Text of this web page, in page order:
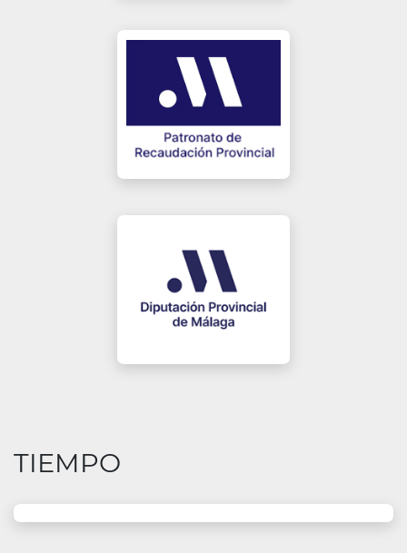
Recaudación
Diputación
TIEMPO